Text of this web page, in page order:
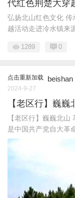
代红色荆楚大穿
弘扬北山红色文化
越活动走进冷水镇来
1289 0
点击重新加载 beishan
2024-9-27
【老区行】巍
【老区行】巍巍北
是中国共产党自大革